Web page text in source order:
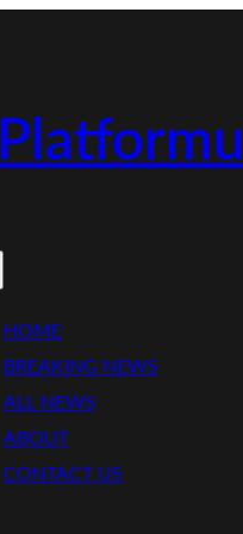
HOME
BREAKING NEWS
ALL NEWS
ABOUT
CONTACT US